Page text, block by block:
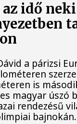
idő
a párizsi
is
magyar úszó
rendezésű
bajnokán.